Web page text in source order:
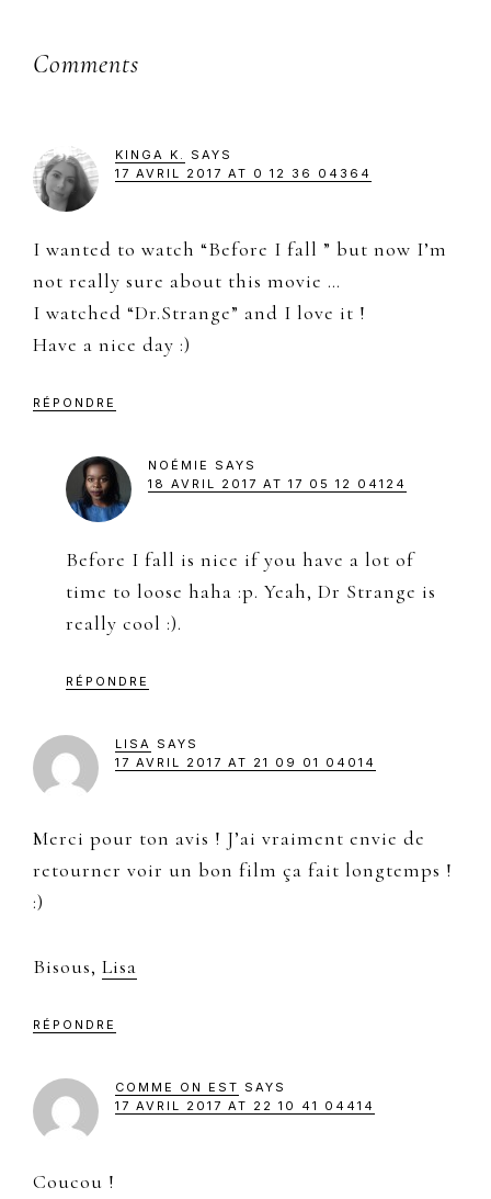
Reader
Comments
KINGA K.
SAYS
17 AVRIL 2017 AT 0 12 36 04364
I wanted to watch “Before I fall ” but now I’m
not really sure about this movie …
I watched “Dr.Strange” and I love it !
Have a nice day :)
RÉPONDRE
NOÉMIE
SAYS
18 AVRIL 2017 AT 17 05 12 04124
Before I fall is nice if you have a lot of
time to loose haha :p. Yeah, Dr Strange is
really cool :).
RÉPONDRE
LISA SAYS
17 AVRIL 2017 AT 21 09 01 04014
Merci pour ton avis ! J’ai vraiment envie de
retourner voir un bon film ça fait longtemps !
:)
Bisous, Lisa
RÉPONDRE
COMME ON EST SAYS
17 AVRIL 2017 AT 22 10 41 04414
Coucou !